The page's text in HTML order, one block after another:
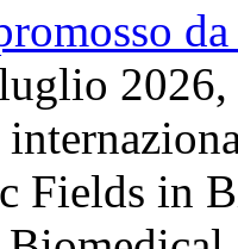
Fields in